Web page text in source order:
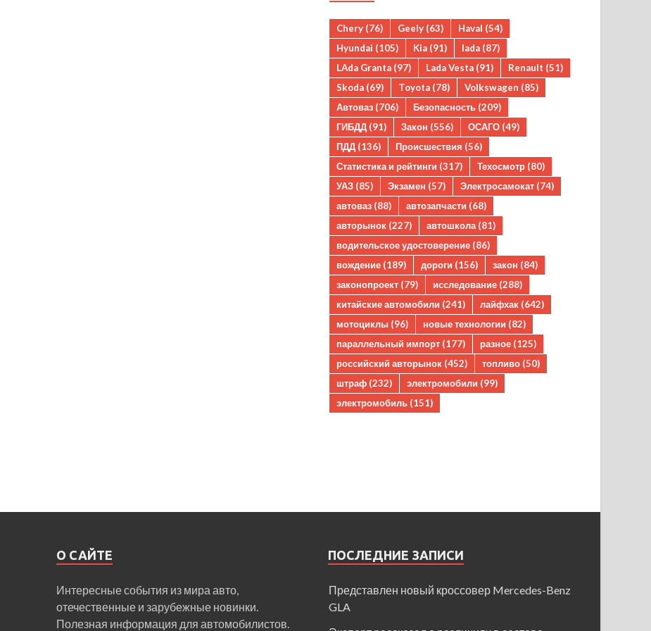
Chery (76) Geely (63) Haval (54)
Hyundai (105) Kia (91) lada (87)
LAda Granta (97) Lada Vesta (91) Renault (51)
Skoda (69) Toyota (78) Volkswagen (85)
Автоваз (706) Безопасность (209)
ГИБДД (91) Закон (556) ОСАГО (49)
ПДД (136) Происшествия (56)
Статистика и рейтинги (317) Техосмотр (80)
УАЗ (85) Экзамен (57) Электросамокат (74)
автоваз (88) автозапчасти (68)
авторынок (227) автошкола (81)
водительское удостоверение (86)
вождение (189) дороги (156) закон (84)
законопроект (79) исследование (288)
китайские автомобили (241) лайфхак (642)
мотоциклы (96) новые технологии (82)
параллельный импорт (177) разное (125)
российский авторынок (452) топливо (50)
штраф (232) электромобили (99)
электромобиль (151)
О САЙТЕ
Интересные события из мира авто,
отечественные и зарубежные новинки.
Полезная информация для автомобилистов.
ПОСЛЕДНИЕ ЗАПИСИ
Представлен новый кроссовер Mercedes-Benz
GLA